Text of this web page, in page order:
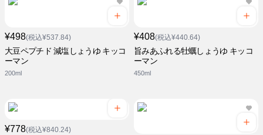
¥498(税込¥537.84)
大豆ペプチド 減塩しょうゆ キッコ
ーマン
200ml
¥408(税込¥440.64)
旨みあふれる牡蠣しょうゆ キッコ
ーマン
450ml
¥778(税込¥840.24)